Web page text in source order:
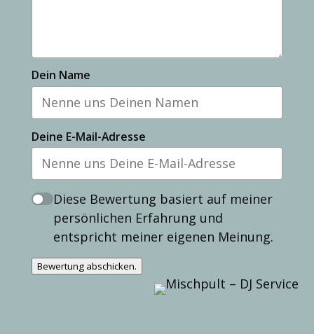
Dein Name
Deine E-Mail-Adresse
Diese Bewertung basiert auf meiner
persönlichen Erfahrung und
entspricht meiner eigenen Meinung.
Bewertung abschicken.